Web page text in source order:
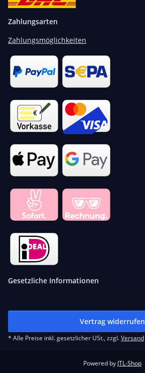
Zahlungsarten
Zahlungsmöglichkeiten
Gesetzliche Informationen
Vertrag widerrufen
* Alle Preise inkl. gesetzlicher USt., zzgl.Versand
Powered by JTL-Shop